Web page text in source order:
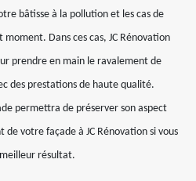
bâtisse à la pollution et les cas de
Dans ces cas, JC Rénovation
prendre en main le ravalement de
des prestations de haute qualité.
permettra de préserver son aspect
votre façade à JC Rénovation si vous
résultat.